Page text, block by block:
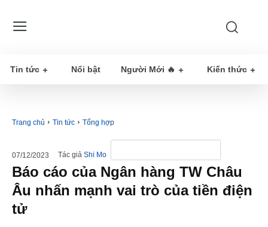
Tin tức Nổi bật Người Mới 🔥 Kiến thức
Trang chủ Tin tức Tổng hợp
07/12/2023 Tác giả Shi Mo
Báo cáo của Ngân hàng TW Châu
Âu nhấn mạnh vai trò của tiền điện
tử